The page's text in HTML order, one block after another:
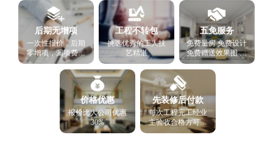
后期无增项
一次性报价，后期
零增项，漏项费用
由我公司承担
工程不转包
挑选优秀的工人技
艺精湛
五免服务
免费量房 免费设计
免费赠送效果图 免
费报价 免费看样板
房
价格优惠
报价比大公司优惠
30%
先装修后付款
每次工程完工经业
主验收合格方可付
款